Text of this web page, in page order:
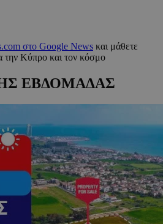
στο Google News και μάθετε
την Κύπρο και τον κόσμο
ΕΒΔΟΜΑΔΑΣ